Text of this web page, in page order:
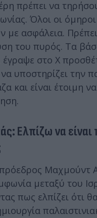
πρέπει να
Όλοι οι
με ασφάλεια.
του πυρός. Τα
στο X
να υποστηρίζει την
και είναι έτοιμη
Ελπίζω να είναι
πρόεδρος Μαχμούντ
μεταξύ του
πως ελπίζει ότι